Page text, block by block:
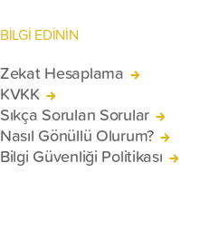
BİLGİ EDİNİN
Zekat Hesaplama
KVKK
Sıkça Sorulan Sorular
Nasıl Gönüllü Olurum?
Bilgi Güvenliği Politikası